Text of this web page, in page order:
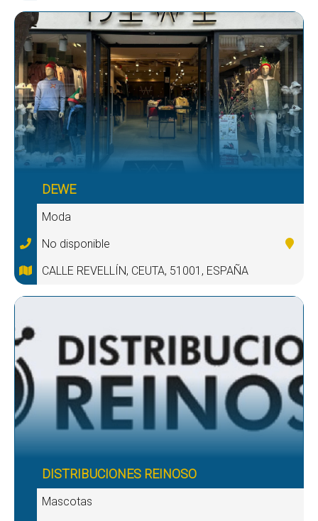
DEWE
Moda
No disponible
CALLE REVELLÍN, CEUTA, 51001, ESPAÑA
DISTRIBUCIONES REINOSO
Mascotas